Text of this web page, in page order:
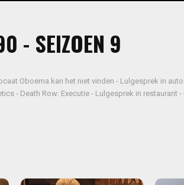
- SEIZOEN 9
Oboema kan het niet vinden - Lulgesprek in
- Death Row: Executie - Lulgesprek in restaurant